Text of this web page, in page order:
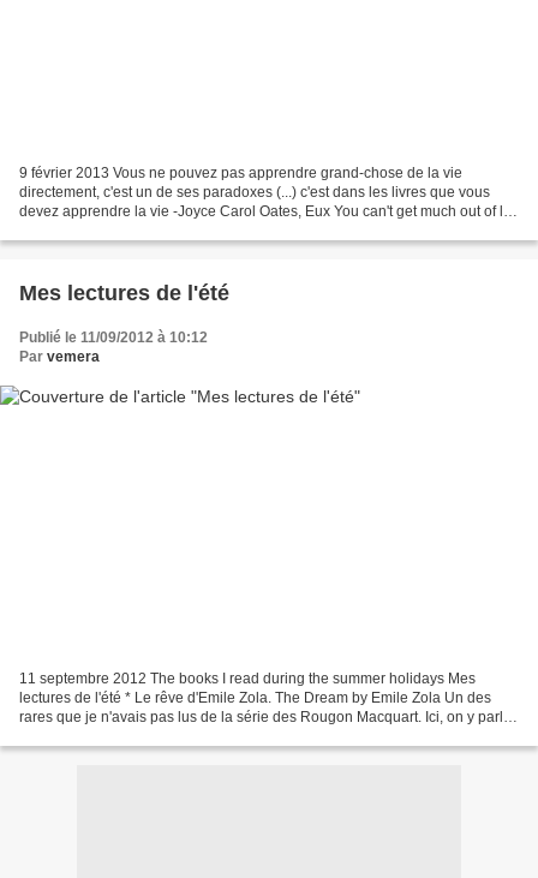
9 février 2013 Vous ne pouvez pas apprendre grand-chose de la vie
directement, c'est un de ses paradoxes (...) c'est dans les livres que vous
devez apprendre la vie -Joyce Carol Oates, Eux You can't get much out of life
Mes lectures de l'été
Publié le 11/09/2012 à 10:12
Par vemera
11 septembre 2012 The books I read during the summer holidays Mes
lectures de l'été * Le rêve d'Emile Zola. The Dream by Emile Zola Un des
rares que je n'avais pas lus de la série des Rougon Macquart. Ici, on y parle